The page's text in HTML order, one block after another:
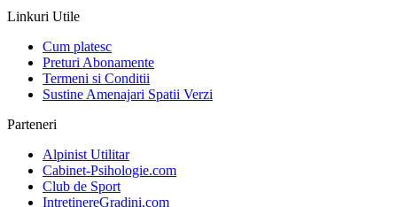
Linkuri Utile
Cum platesc
Preturi Abonamente
Termeni si Conditii
Sustine Amenajari Spatii Verzi
Parteneri
Alpinist Utilitar
Cabinet-Psihologie.com
Club de Sport
IntretinereGradini.com